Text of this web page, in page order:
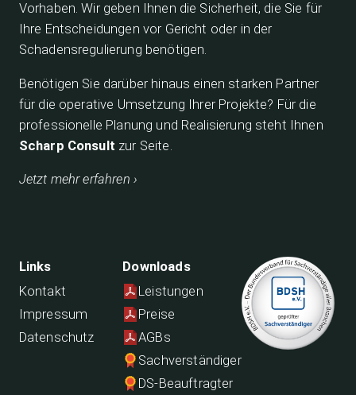
Vorhaben. Wir geben Ihnen die Sicherheit, die Sie für
Ihre Entscheidungen vor Gericht oder in der
Schadensregulierung benötigen.
Benötigen Sie darüber hinaus einen starken Partner
für die operative Umsetzung Ihrer Projekte? Für die
professionelle Planung und Realisierung steht Ihnen
Scharp Consult zur Seite.
Jetzt mehr erfahren ›
Links
Kontakt
Impressum
Datenschutz
Downloads
Leistungen
Preise
AGBs
Sachverständiger
DS-Beauftragter